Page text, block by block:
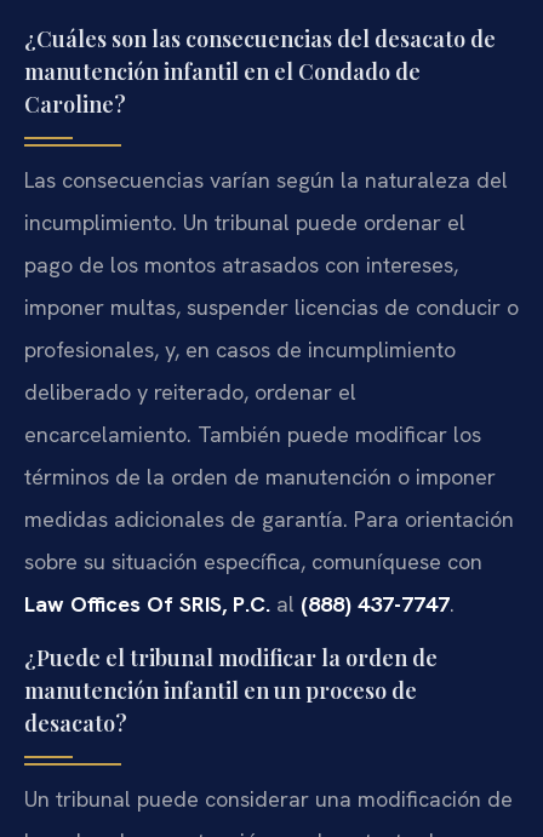
¿Cuáles son las consecuencias del desacato de
manutención infantil en el Condado de
Caroline?
Las consecuencias varían según la naturaleza del
incumplimiento. Un tribunal puede ordenar el
pago de los montos atrasados con intereses,
imponer multas, suspender licencias de conducir o
profesionales, y, en casos de incumplimiento
deliberado y reiterado, ordenar el
encarcelamiento. También puede modificar los
términos de la orden de manutención o imponer
medidas adicionales de garantía. Para orientación
sobre su situación específica, comuníquese con
Law Offices Of SRIS, P.C. al (888) 437-7747.
¿Puede el tribunal modificar la orden de
manutención infantil en un proceso de
desacato?
Un tribunal puede considerar una modificación de